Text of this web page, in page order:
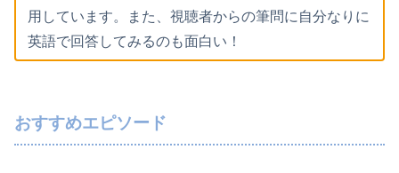
用しています。また、視聴者からの筆問に自分なりに
英語で回答してみるのも面白い！
おすすめエピソード